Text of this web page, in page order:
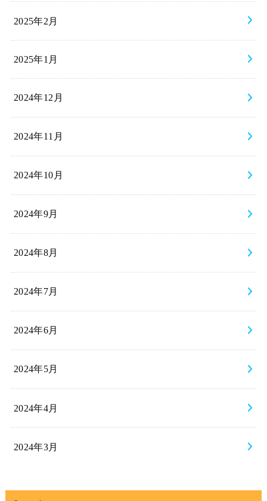
2025年2月
2025年1月
2024年12月
2024年11月
2024年10月
2024年9月
2024年8月
2024年7月
2024年6月
2024年5月
2024年4月
2024年3月